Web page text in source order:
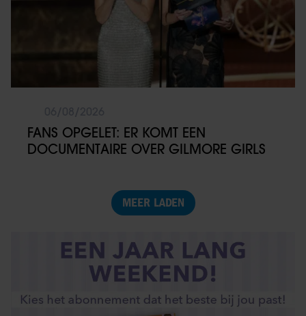
FANS OPGELET: ER KOMT EEN
DOCUMENTAIRE OVER GILMORE GIRLS
MEER LADEN